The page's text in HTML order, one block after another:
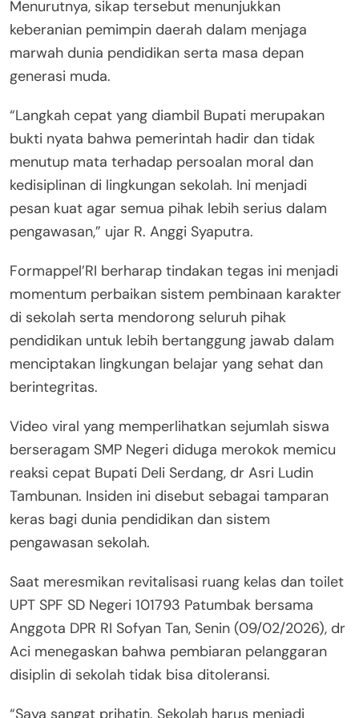
Menurutnya, sikap tersebut menunjukkan
keberanian pemimpin daerah dalam menjaga
marwah dunia pendidikan serta masa depan
generasi muda.
“Langkah cepat yang diambil Bupati merupakan
bukti nyata bahwa pemerintah hadir dan tidak
menutup mata terhadap persoalan moral dan
kedisiplinan di lingkungan sekolah. Ini menjadi
pesan kuat agar semua pihak lebih serius dalam
pengawasan,” ujar R. Anggi Syaputra.
Formappel’RI berharap tindakan tegas ini menjadi
momentum perbaikan sistem pembinaan karakter
di sekolah serta mendorong seluruh pihak
pendidikan untuk lebih bertanggung jawab dalam
menciptakan lingkungan belajar yang sehat dan
berintegritas.
Video viral yang memperlihatkan sejumlah siswa
berseragam SMP Negeri diduga merokok memicu
reaksi cepat Bupati Deli Serdang, dr Asri Ludin
Tambunan. Insiden ini disebut sebagai tamparan
keras bagi dunia pendidikan dan sistem
pengawasan sekolah.
Saat meresmikan revitalisasi ruang kelas dan toilet
UPT SPF SD Negeri 101793 Patumbak bersama
Anggota DPR RI Sofyan Tan, Senin (09/02/2026), dr
Aci menegaskan bahwa pembiaran pelanggaran
disiplin di sekolah tidak bisa ditoleransi.